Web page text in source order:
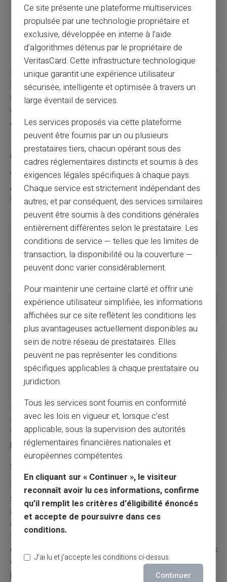
Des solutions simples et accessibles pour tous.
Des services innovants intégrés dans une
application mobile.
Banques en ligne vs banques traditionnelles
Pour ceux qui hésitent encore, il est crucial de comparer
les offres des banques en ligneet des banques
traditionnelles. Sans contredit, les banques en ligne
offrent des avantages notables en termes de flexibilité
et d'accessibilité.
Comparaison des deux systèmes
Voici un tableau récapitulatif mettant en lumière les
différences entre banques en ligne et banques
traditionnelles.
Critères
Banques
traditionnelles
Banques en ligne
Accessibilité
Agence
physique
100% en ligne
Frais
Souvent plus
élevés
Souvent gratuits ou
réduits
Ouverture de
compte
Processus plus
long
Rapide et simplifié
Offre de
cartes
Cartes
Cartes virtuelles,
prépayées ou
L'évolution vers des options numériques et sans
frontières a permis d'élargir l'accès aux services
financiers essentiels, même sans disposer d'un compte
bancaire traditionnel.
Simplifiez-vous la vie sans compte bancaire
Finalement, il existe une variété impressionnante de
solutions pour obtenir une carte sans compte bancaire,
allant des
cartes prépayées
aux services innovants
des
néobanques et
flexibilité et l’accessibilité de ces nouvelles formes de
gestion monétaire ouvrent de nombreuses portes à ceux
qui cherchent à simplifier ou diversifier leurs modes de
paiement sans les contraintes traditionnelles.
Ce site présente une plateforme multiservices
propulsée par une technologie propriétaire et
exclusive, développée en interne à l’aide
d’algorithmes détenus par le propriétaire de
VeritasCard. Cette infrastructure technologique
unique garantit une expérience utilisateur
sécurisée, intelligente et optimisée à travers un
large éventail de services.
Les services proposés via cette plateforme
peuvent être fournis par un ou plusieurs
prestataires tiers, chacun opérant sous des
cadres réglementaires distincts et soumis à des
exigences légales spécifiques à chaque pays.
Chaque service est strictement indépendant des
autres, et par conséquent, des services similaires
peuvent être soumis à des conditions générales
entièrement différentes selon le prestataire. Les
conditions de service — telles que les limites de
transaction, la disponibilité ou la couverture —
peuvent donc varier considérablement.
Pour maintenir une certaine clarté et offrir une
expérience utilisateur simplifiée, les informations
affichées sur ce site reflètent les conditions les
plus avantageuses actuellement disponibles au
sein de notre réseau de prestataires. Elles
peuvent ne pas représenter les conditions
spécifiques applicables à chaque prestataire ou
juridiction.
Tous les services sont fournis en conformité
avec les lois en vigueur et, lorsque c’est
applicable, sous la supervision des autorités
réglementaires financières nationales et
européennes compétentes.
En cliquant sur « Continuer », le visiteur
reconnaît avoir lu ces informations, confirme
qu’il remplit les critères d’éligibilité énoncés
et accepte de poursuivre dans ces
conditions.
J’ai lu et j’accepte les conditions ci-dessus.
Continuer